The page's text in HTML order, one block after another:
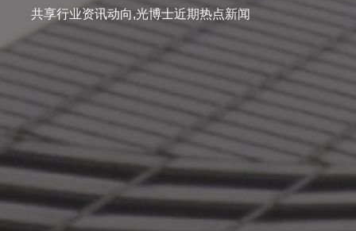
共享行业资讯动向,光博士近期热点新闻